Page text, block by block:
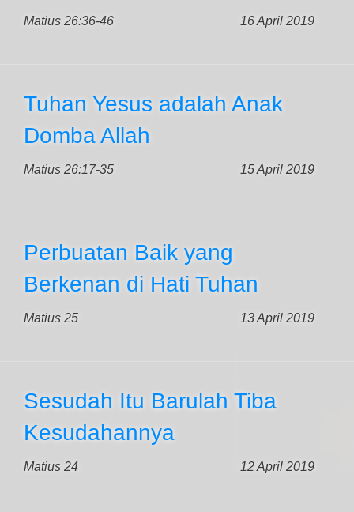
Matius 26:36-46 16 April 2019
Tuhan Yesus adalah Anak
Domba Allah
Matius 26:17-35 15 April 2019
Perbuatan Baik yang
Berkenan di Hati Tuhan
Matius 25 13 April 2019
Sesudah Itu Barulah Tiba
Kesudahannya
Matius 24 12 April 2019